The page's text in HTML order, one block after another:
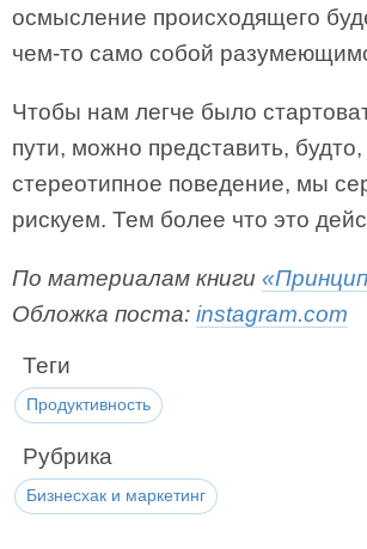
осмысление происходящего
чем-то само собой
Чтобы нам легче было
пути, можно представить,
стереотипное поведение, мы
рискуем. Тем более что это
По материалам книги
Обложка поста: instagram.com
Теги
Продуктивность
Рубрика
Бизнесхак и маркетинг